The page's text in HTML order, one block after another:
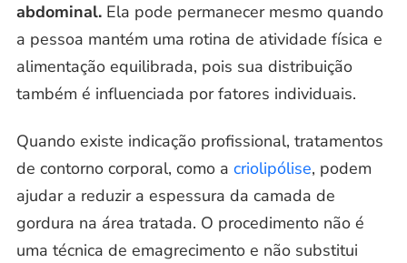
abdominal.Ela pode permanecer mesmo quando
a pessoa mantém uma rotina de atividade física e
alimentação equilibrada, pois sua distribuição
também é influenciada por fatores individuais.
Quando existe indicação profissional, tratamentos
de contorno corporal, como a criolipólise, podem
ajudar a reduzir a espessura da camada de
gordura na área tratada. O procedimento não é
uma técnica de emagrecimento e não substitui